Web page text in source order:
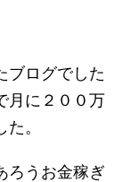
ブログでした
月に２００万
。
ろうお金稼ぎ